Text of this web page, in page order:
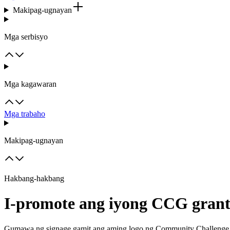
Makipag-ugnayan
Mga serbisyo
Mga kagawaran
Mga trabaho
Makipag-ugnayan
Hakbang-hakbang
I-promote ang iyong CCG grant